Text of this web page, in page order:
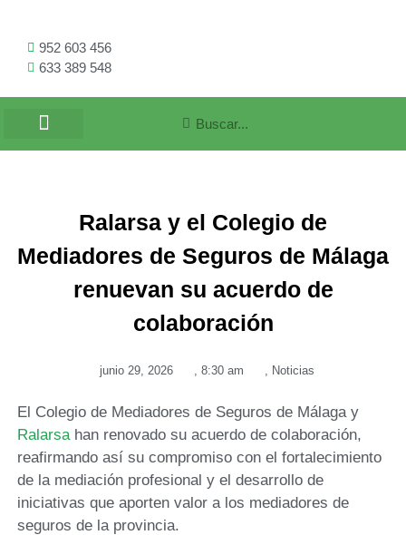
952 603 456
633 389 548
Ralarsa y el Colegio de
Mediadores de Seguros de Málaga
renuevan su acuerdo de
colaboración
junio 29, 2026 8:30 am Noticias
El Colegio de Mediadores de Seguros de Málaga y
Ralarsahan renovado su acuerdo de colaboración,
reafirmando así su compromiso con el fortalecimiento
de la mediación profesional y el desarrollo de
iniciativas que aporten valor a los mediadores de
seguros de la provincia.